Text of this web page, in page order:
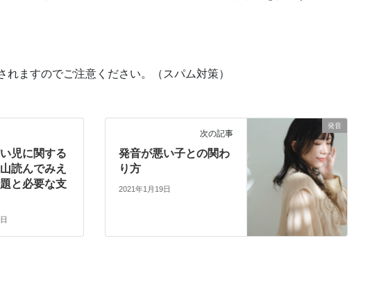
れますのでご注意ください。（スパム対策）
児に関する
読んでみえ
と必要な支
発音
次の記事
発音が悪い子との関わ
り方
2021年1月19日